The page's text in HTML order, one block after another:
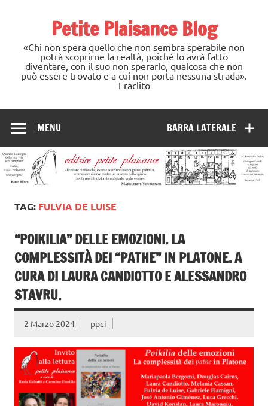
Petite Plaisance Blog
«Chi non spera quello che non sembra sperabile non
potrà scoprirne la realtà, poiché lo avrà fatto
diventare, con il suo non sperarlo, qualcosa che non
può essere trovato e a cui non porta nessuna strada».
Eraclito
BARRA LATERALE
MENU
TAG: FULVIA DE LUISE
“POIKILIA” DELLE EMOZIONI. LA
COMPLESSITÀ DEI “PATHE” IN PLATONE. A
CURA DI LAURA CANDIOTTO E ALESSANDRO
STAVRU.
2 Marzo 2024 ppci